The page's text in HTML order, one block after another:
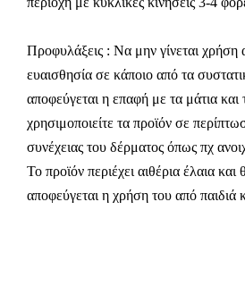
Προφυλάξεις : Να μην γίνεται
ευαισθησία σε κάποιο από τα
αποφεύγεται η επαφή με τα μάτια
χρησιμοποιείτε τα προϊόν σε
συνέχειας του δέρματος όπως πχ
Το προϊόν περιέχει αιθέρια έλαια και
αποφεύγεται η χρήση του από